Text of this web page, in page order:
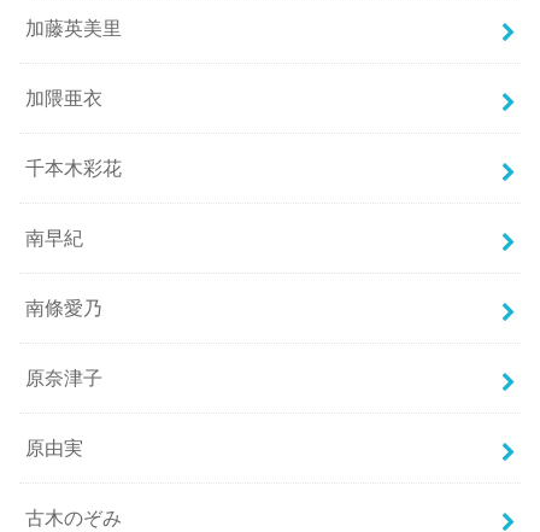
加藤英美里
加隈亜衣
千本木彩花
南早紀
南條愛乃
原奈津子
原由実
古木のぞみ